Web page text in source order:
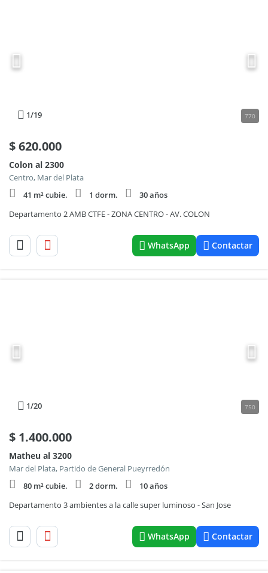
1/19 770
$620.000
Colon al 2300
Centro, Mar del Plata
41 m² cubie.
1 dorm.
30 años
Departamento 2 AMB CTFE - ZONA CENTRO - AV. COLON
WhatsApp Contactar
1/20 750
$ 1.400.000
Matheu al 3200
Mar del Plata, Partido de General Pueyrredón
80 m² cubie.
2 dorm.
10 años
Departamento 3 ambientes a la calle super luminoso - San Jose
WhatsApp Contactar